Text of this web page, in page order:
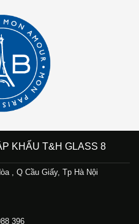
KHẨU T&H GLASS 8
, Q Cầu Giấy, Tp Hà Nội
396